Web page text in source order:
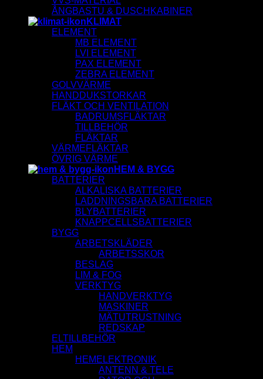
ÅNGBASTU & DUSCHKABINER
KLIMAT
ELEMENT
MB ELEMENT
LVI ELEMENT
PAX ELEMENT
ZEBRA ELEMENT
GOLVVÄRME
HANDDUKSTORKAR
FLÄKT OCH VENTILATION
BADRUMSFLÄKTAR
TILLBEHÖR
FLÄKTAR
VÄRMEFLÄKTAR
ÖVRIG VÄRME
HEM & BYGG
BATTERIER
ALKALISKA BATTERIER
LADDNINGSBARA BATTERIER
BLYBATTERIER
KNAPPCELLSBATTERIER
BYGG
ARBETSKLÄDER
ARBETSSKOR
BESLAG
LIM & FOG
VERKTYG
HANDVERKTYG
MASKINER
MÄTUTRUSTNING
REDSKAP
ELTILLBEHÖR
HEM
HEMELEKTRONIK
ANTENN & TELE